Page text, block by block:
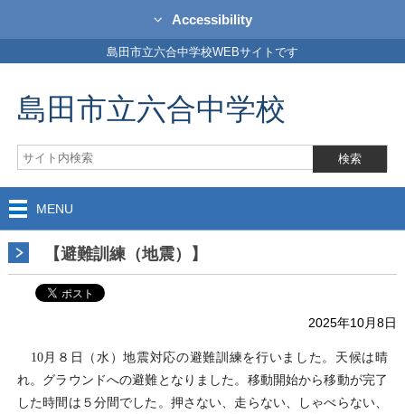
Accessibility
島田市立六合中学校WEBサイトです
島田市立六合中学校
MENU
【避難訓練（地震）】
2025年10月8日
10月８日（水）地震対応の避難訓練を行いました。天候は晴
れ。グラウンドへの避難となりました。移動開始から移動が完了
した時間は５分間でした。押さない、走らない、しゃべらない、